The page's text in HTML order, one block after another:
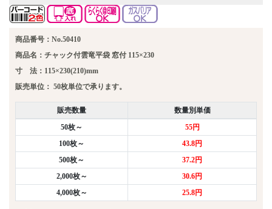
商品番号：No.50410
商品名：チャック付雲竜平袋 窓付 115×230
寸 法：115×230(210)mm
販売単位： 50枚単位で承ります。
販売数量
数量別単価
50枚～
55円
100枚～
43.8円
500枚～
37.2円
2,000枚～
30.6円
4,000枚～
25.8円